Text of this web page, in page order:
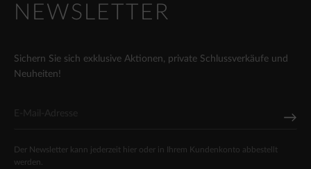
NEWSLETTER
Sichern Sie sich exklusive Aktionen, private Schlussverkäufe und
Neuheiten!
Der Newsletter kann jederzeit hier oder in Ihrem Kundenkonto abbestellt
werden.